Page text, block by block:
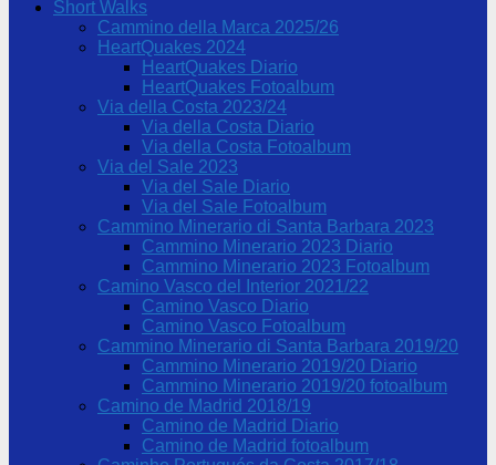
Short Walks
Cammino della Marca 2025/26
HeartQuakes 2024
HeartQuakes Diario
HeartQuakes Fotoalbum
Via della Costa 2023/24
Via della Costa Diario
Via della Costa Fotoalbum
Via del Sale 2023
Via del Sale Diario
Via del Sale Fotoalbum
Cammino Minerario di Santa Barbara 2023
Cammino Minerario 2023 Diario
Cammino Minerario 2023 Fotoalbum
Camino Vasco del Interior 2021/22
Camino Vasco Diario
Camino Vasco Fotoalbum
Cammino Minerario di Santa Barbara 2019/20
Cammino Minerario 2019/20 Diario
Cammino Minerario 2019/20 fotoalbum
Camino de Madrid 2018/19
Camino de Madrid Diario
Camino de Madrid fotoalbum